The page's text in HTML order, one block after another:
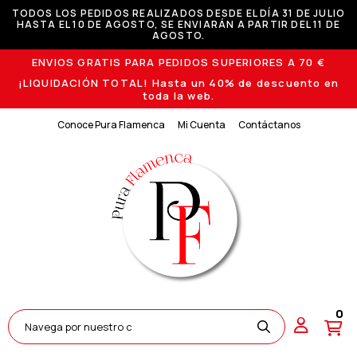
TODOS LOS PEDIDOS REALIZADOS DESDE EL DÍA 31 DE JULIO
HASTA EL 10 DE AGOSTO, SE ENVIARÁN A PARTIR DEL 11 DE
AGOSTO.
ENVIOS GRATIS PARA PEDIDOS SUPERIORES A 70 €
¡LIQUIDACIÓN TOTAL! Hasta un 40% de descuento en
toda la web.
Conoce Pura Flamenca Mi Cuenta Contáctanos
0